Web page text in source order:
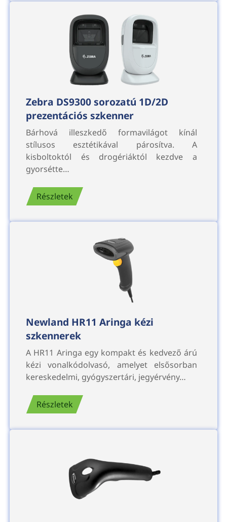
Zebra DS9300 sorozatú 1D/2D
prezentációs szkenner
Bárhová illeszkedő formavilágot kínál
stílusos esztétikával párosítva. A
kisboltoktól és drogériáktól kezdve a
gyorsétte…
Részletek
Newland HR11 Aringa kézi
szkennerek
A HR11 Aringa egy kompakt és kedvező árú
kézi vonalkódolvasó, amelyet elsősorban
kereskedelmi, gyógyszertári, jegyérvény…
Részletek